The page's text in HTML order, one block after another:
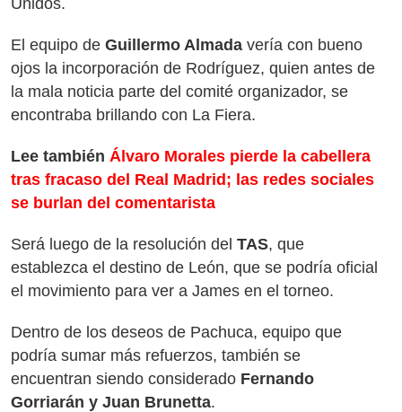
Unidos.
El equipo de Guillermo Almada vería con bueno
ojos la incorporación de Rodríguez, quien antes de
la mala noticia parte del comité organizador, se
encontraba brillando con La Fiera.
Lee también Álvaro Morales pierde la cabellera
tras fracaso del Real Madrid; las redes sociales
se burlan del comentarista
Será luego de la resolución del TAS, que
establezca el destino de León, que se podría oficial
el movimiento para ver a James en el torneo.
Dentro de los deseos de Pachuca, equipo que
podría sumar más refuerzos, también se
encuentran siendo considerado Fernando
Gorriarán y Juan Brunetta.